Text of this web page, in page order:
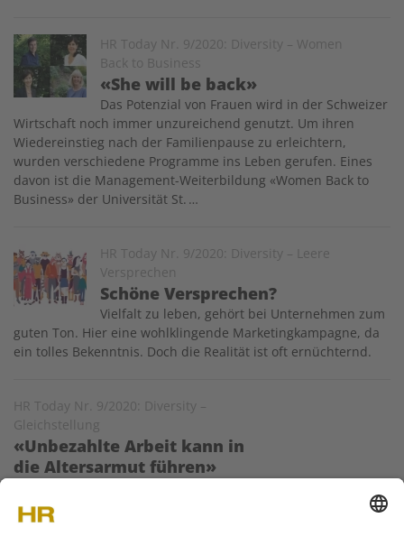
HR Today Nr. 9/2020: Diversity – Women
Back to Business
«She will be back»
Image
Das Potenzial von Frauen wird in der Schweizer
Wirtschaft noch immer unzureichend ­genutzt. Um ihren
Wiedereinstieg nach der Familienpause zu erleichtern,
wurden verschiedene Programme ins Leben gerufen. Eines
davon ist die Management-Weiter­bildung «Women Back to
Business» der Universität St. …
HR Today Nr. 9/2020: Diversity – Leere
Versprechen
Schöne Versprechen?
Image
Vielfalt zu leben, gehört bei Unternehmen zum
guten Ton. Hier eine wohlklingende Marketingkampagne, da
ein tolles Bekenntnis. Doch die Realität ist oft ernüchternd.
HR Today Nr. 9/2020: Diversity –
Gleichstellung
«Unbezahlte Arbeit kann in
die Altersarmut führen»
Weshalb immer noch Handlungsbedarf besteht. Helena
Trachsel, Leiterin der Fachstelle Gleichstellung des Kantons